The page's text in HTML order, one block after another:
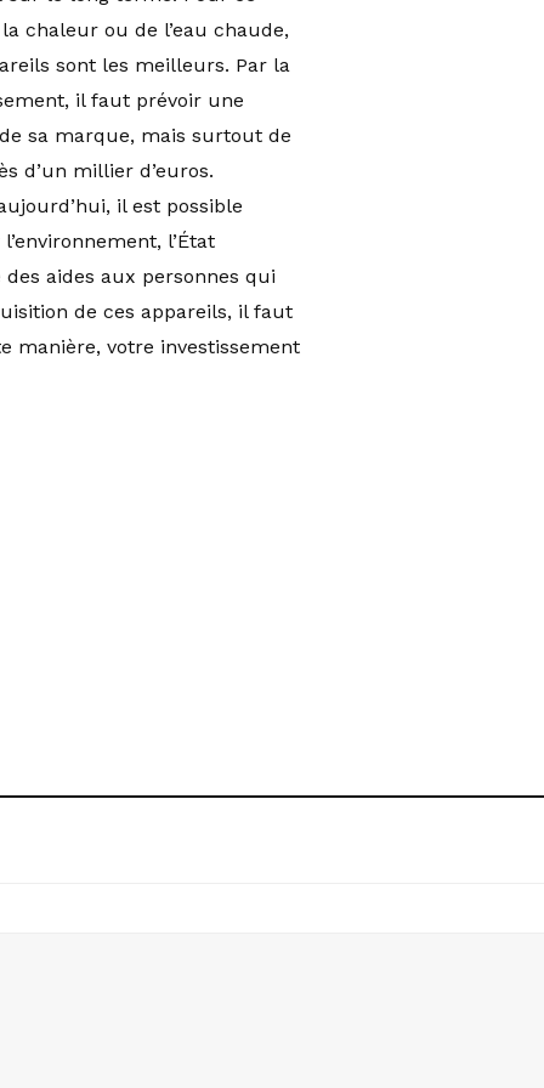
chaleur ou de l’eau chaude,
sont les meilleurs. Par la
il faut prévoir une
sa marque, mais surtout de
d’un millier d’euros.
il est possible
l’État
aides aux personnes qui
de ces appareils, il faut
manière, votre investissement